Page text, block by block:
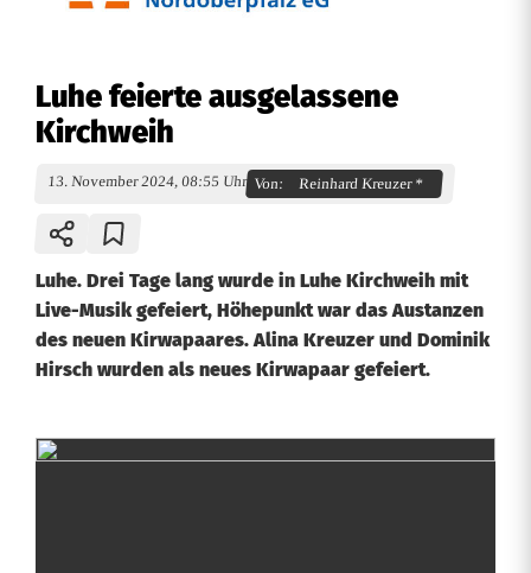
Luhe feierte ausgelassene
Kirchweih
13. November 2024, 08:55 Uhr Von: Reinhard Kreuzer *
Luhe. Drei Tage lang wurde in Luhe Kirchweih mit
Live-Musik gefeiert, Höhepunkt war das Austanzen
des neuen Kirwapaares. Alina Kreuzer und Dominik
Hirsch wurden als neues Kirwapaar gefeiert.
L